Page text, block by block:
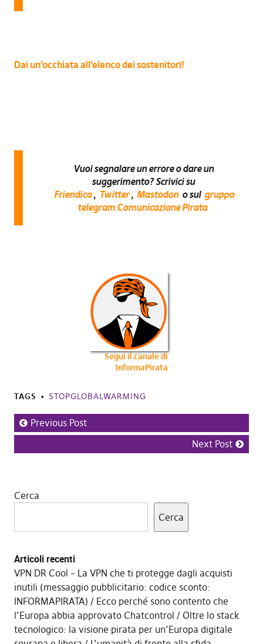
Dai un’occhiata all’elenco dei sostenitori!
Vuoi segnalare un errore o dare un
suggerimento? Scrivici su
Friendica , Twitter , Mastodon o sul gruppo
telegram Comunicazione Pirata
Segui il canale di
InformaPirata
TAGS STOPGLOBALWARMING
Previous Post
Next Post
Cerca
Cerca
Articoli recenti
VPN DR Cool – La VPN che ti protegge dagli acquisti
inutili (messaggio pubblicitario: codice sconto:
INFORMAPIRATA)
Ecco perché sono contento che
l’Europa abbia approvato Chatcontrol
Oltre lo stack
tecnologico: la visione pirata per un’Europa digitale